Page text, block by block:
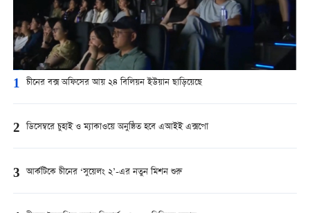
1 চীনের বক্স অফিসের আয় ২৪ বিলিয়ন ইউয়ান ছাড়িয়েছে
2 ডিসেম্বরে চুহাই ও ম্যাকাওয়ে অনুষ্ঠিত হবে এআইই এক্সপো
3 আর্কটিকে চীনের ‘সুয়েলং ২’-এর নতুন মিশন শুরু